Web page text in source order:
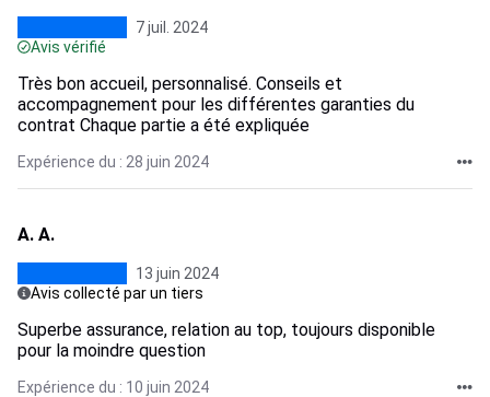
7 juil. 2024
Avis vérifié
Très bon accueil, personnalisé. Conseils et
accompagnement pour les différentes garanties du
contrat Chaque partie a été expliquée
Expérience du : 28 juin 2024
A. A.
13 juin 2024
Avis collecté par un tiers
Superbe assurance, relation au top, toujours disponible
pour la moindre question
Expérience du : 10 juin 2024